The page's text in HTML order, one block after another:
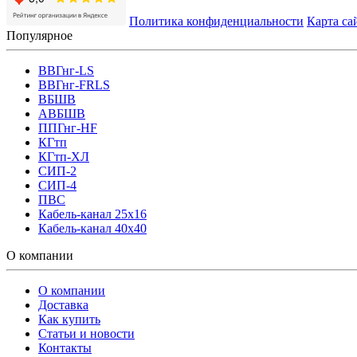
Политика конфиденциальности Карта
Популярное
ВВГнг-LS
ВВГнг-FRLS
ВБШВ
АВБШВ
ППГнг-HF
КГтп
КГтп-ХЛ
СИП-2
СИП-4
ПВС
Кабель-канал 25х16
Кабель-канал 40х40
О компании
О компании
Доставка
Как купить
Статьи и новости
Контакты